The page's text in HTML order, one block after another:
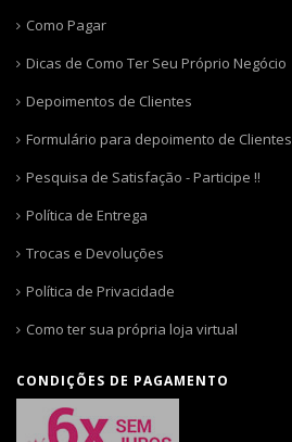
Como Pagar
Dicas de Como Ter Seu Próprio Negócio
Depoimentos de Clientes
Formulário para depoimento de Clientes
Pesquisa de Satisfação - Participe !!
Política de Entrega
Trocas e Devoluções
Política de Privacidade
Como ter sua própria loja virtual
CONDIÇÕES DE PAGAMENTO